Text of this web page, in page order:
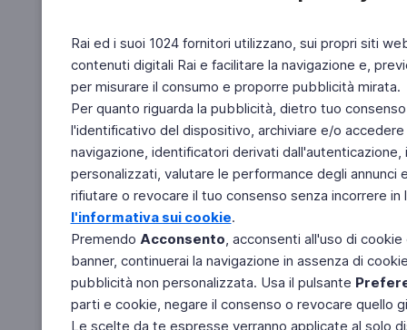
Rai ed i suoi 1024 fornitori utilizzano, sui propri siti
contenuti digitali Rai e facilitare la navigazione e,
per misurare il consumo e proporre pubblicità mirata.
Per quanto riguarda la pubblicità, dietro tuo
l'identificativo del dispositivo, archiviare e/o
navigazione, identificatori derivati
personalizzati, valutare le performance degli
rifiutare o revocare il tuo consenso senza incorrere
l'informativa sui cookie.
Premendo Acconsento, acconsenti all'uso di
banner, continuerai la navigazione in assenza di
pubblicità non personalizzata. Usa il pulsante
parti e cookie, negare il consenso o revocare quello
Le scelte da te espresse verranno applicate al solo